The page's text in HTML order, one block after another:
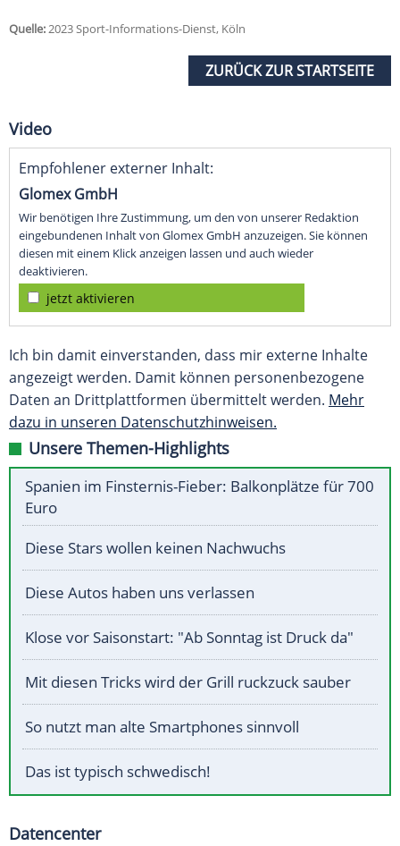
Quelle:2023 Sport-Informations-Dienst, Köln
ZURÜCK ZUR STARTSEITE
Video
Empfohlener externer Inhalt:
Glomex GmbH
Wir benötigen Ihre Zustimmung, um den von unserer Redaktion
eingebundenen Inhalt von Glomex GmbH anzuzeigen. Sie können
diesen mit einem Klick anzeigen lassen und auch wieder
deaktivieren.
jetzt aktivieren
Ich bin damit einverstanden, dass mir externe Inhalte
angezeigt werden. Damit können personenbezogene
Daten an Drittplattformen übermittelt werden. Mehr
dazu in unseren Datenschutzhinweisen.
Unsere Themen-Highlights
Spanien im Finsternis-Fieber: Balkonplätze für 700
Euro
Diese Stars wollen keinen Nachwuchs
Diese Autos haben uns verlassen
Klose vor Saisonstart: "Ab Sonntag ist Druck da"
Mit diesen Tricks wird der Grill ruckzuck sauber
So nutzt man alte Smartphones sinnvoll
Das ist typisch schwedisch!
Datencenter